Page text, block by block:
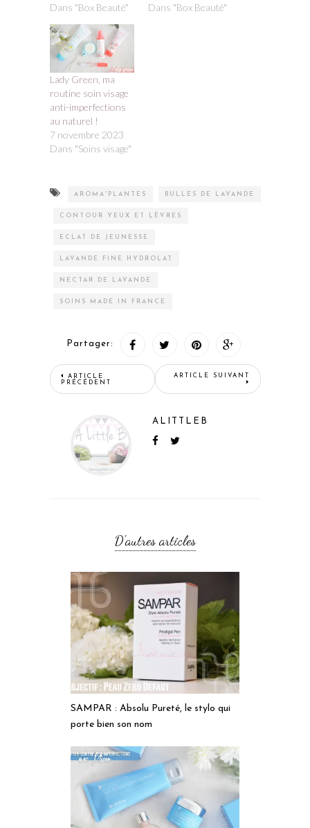
Dans "Box Beauté"
Dans "Box Beauté"
Lady Green, ma
routine soin visage
anti-imperfections
au naturel !
7 novembre 2023
Dans "Soins visage"
AROMA'PLANTES BULLES DE LAVANDE
CONTOUR YEUX ET LÈVRES
ECLAT DE JEUNESSE
LAVANDE FINE HYDROLAT
NECTAR DE LAVANDE
SOINS MADE IN FRANCE
Partager:
ARTICLE
PRÉCÉDENT
ARTICLE SUIVANT
ALITTLEB
D'autres articles
SAMPAR : Absolu Pureté, le stylo qui
porte bien son nom